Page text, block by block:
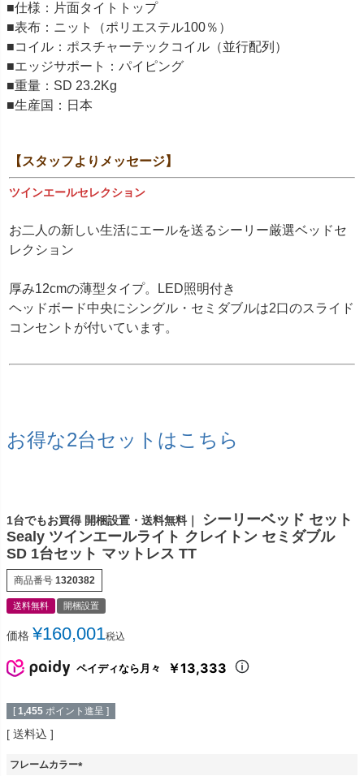
■仕様：片面タイトトップ
■表布：ニット（ポリエステル100％）
■コイル：ポスチャーテックコイル（並行配列）
■エッジサポート：パイピング
■重量：SD 23.2Kg
■生産国：日本
【スタッフよりメッセージ】
ツインエールセレクション
お二人の新しい生活にエールを送るシーリー厳選ベッドセ
レクション
厚み12cmの薄型タイプ。LED照明付き
ヘッドボード中央にシングル・セミダブルは2口のスライド
コンセントが付いています。
お得な2台セットはこちら
1台でもお買得 開梱設置・送料無料｜
シーリーベッド セット
Sealy ツインエールライト クレイトン セミダブル
SD 1台セット マットレス TT
商品番号 1320382
送料無料 開梱設置
価格 ¥160,001税込
ペイディなら月々 ￥13,333
[ 1,455 ポイント進呈 ]
送料込
フレームカラー